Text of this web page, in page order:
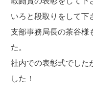
いろと段取りをして下
支部事務局長の茶谷様
た。
社内での表彰式でした
した！